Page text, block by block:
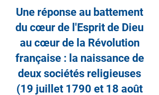
Une réponse au battement
du cœur de l'Esprit de Dieu
au cœur de la Révolution
française : la naissance de
deux sociétés religieuses
(19 juillet 1790 et 18 août